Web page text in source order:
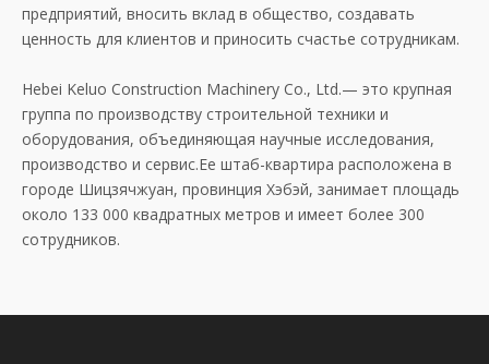
предприятий, вносить вклад в общество, создавать
ценность для клиентов и приносить счастье сотрудникам.
Hebei Keluo Construction Machinery Co., Ltd.— это крупная
группа по производству строительной техники и
оборудования, объединяющая научные исследования,
производство и сервис.Ее штаб-квартира расположена в
городе Шицзячжуан, провинция Хэбэй, занимает площадь
около 133 000 квадратных метров и имеет более 300
сотрудников.